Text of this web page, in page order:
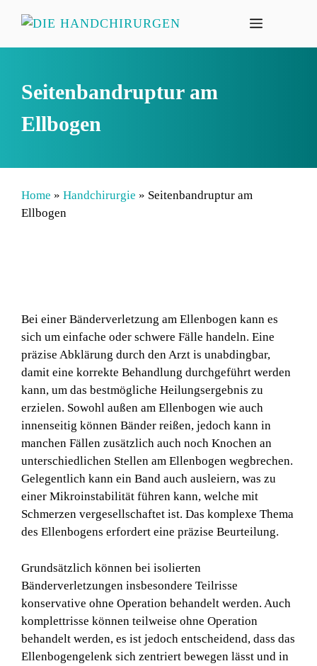
Inhalt
MENÜ
Seitenbandruptur am
Ellbogen
Home » Handchirurgie » Seitenbandruptur am
Ellbogen
Bei einer Bänderverletzung am Ellenbogen kann es
sich um einfache oder schwere Fälle handeln. Eine
präzise Abklärung durch den Arzt is unabdingbar,
damit eine korrekte Behandlung durchgeführt werden
kann, um das bestmögliche Heilungsergebnis zu
erzielen. Sowohl außen am Ellenbogen wie auch
innenseitig können Bänder reißen, jedoch kann in
manchen Fällen zusätzlich auch noch Knochen an
unterschiedlichen Stellen am Ellenbogen wegbrechen.
Gelegentlich kann ein Band auch ausleiern, was zu
einer Mikroinstabilität führen kann, welche mit
Schmerzen vergesellschaftet ist. Das komplexe Thema
des Ellenbogens erfordert eine präzise Beurteilung.
Grundsätzlich können bei isolierten
Bänderverletzungen insbesondere Teilrisse
konservative ohne Operation behandelt werden. Auch
komplettrisse können teilweise ohne Operation
behandelt werden, es ist jedoch entscheidend, dass das
Ellenbogengelenk sich zentriert bewegen lässt und in